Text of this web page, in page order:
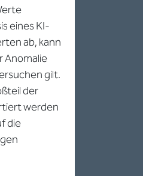
eines KI-
ab, kann
Anomalie
gilt.
der
werden
die